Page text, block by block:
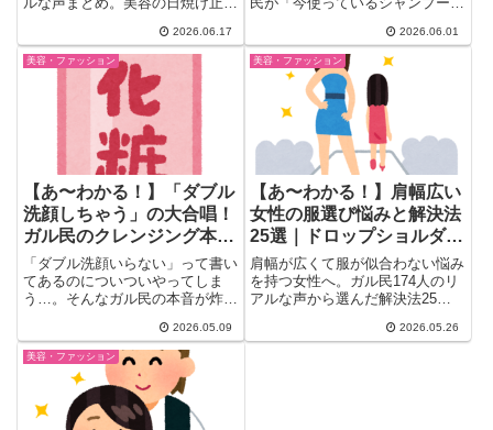
海外旅行・歯のメンテナンス・体
型維持・キャリアアップまで
『30代のうちにやっておくべき
こと』25選を一気にチェックで
2026.06.17
LUX・ダイアン・ミルボン・ジア
ンサーなど25品以上を髪質・頭
皮悩み別に整理。縮毛矯正・ヘア
カラー後のケアにも使えるまと
2026.06.01
美容・ファッション
【あ〜わかる！】「ダブル
洗顔しちゃう」の大合唱！
ガル民のクレンジング本音
おすすめ｜アテニア・
HABA・400円の神コスパ
品まで
「ダブル洗顔いらない」って書い
てあるのについついやってしま
う…。そんなガル民の本音が炸裂
2026.05.09
美容・ファッション
【あ〜わかる！】肩幅広い
女性の服選び悩みと解決法
25選｜ドロップショルダ
ー・Vネック活用法
肩幅が広くて服が似合わない悩み
を持つ女性へ。ガル民174人のリ
アルな声から選んだ解決法25
ク・メンズ服活用などの実践テク
2026.05.26
美容・ファッション